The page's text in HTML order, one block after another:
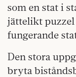
som en stat i
jättelikt puzzel
fungerande
Den stora
bryta